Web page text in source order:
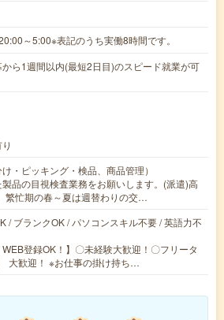
～5:00※表記のうち実働8時間です。
ら1週間以内(最短2日目)のスピード就業が可
・ピッキング・検品、商品管理）
品の目視検査業務をお願いします。(派遣)高
繁忙期の春～夏は週替わりの交…
/ ブランクOK / パソコンスキル不要 / 英語力不
WEB登録OK！】〇未経験大歓迎！〇フリータ
大歓迎！ ※お仕事の掛け持ち…